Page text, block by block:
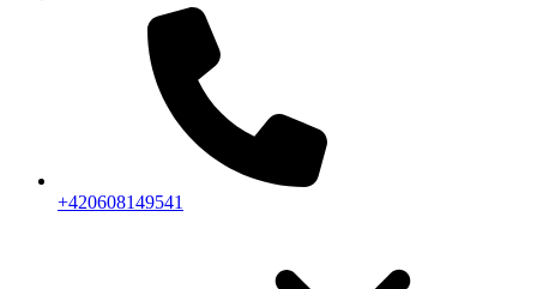
+420608149541